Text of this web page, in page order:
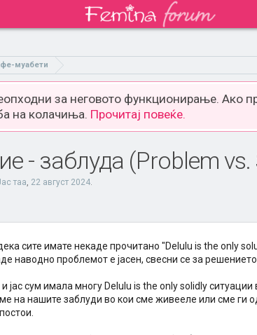
муабети
за неговото функционирање. Ако
на колачиња. Прочитај повеќе.
- заблуда (Problem vs.
таа, 22 август 2024.
сите имате некаде прочитано "Delulu is the only
наводно проблемот е јасен, свесни се за
јас сум имала многу Delulu is the only solidly
на нашите заблуди во кои сме живееле или сме ги